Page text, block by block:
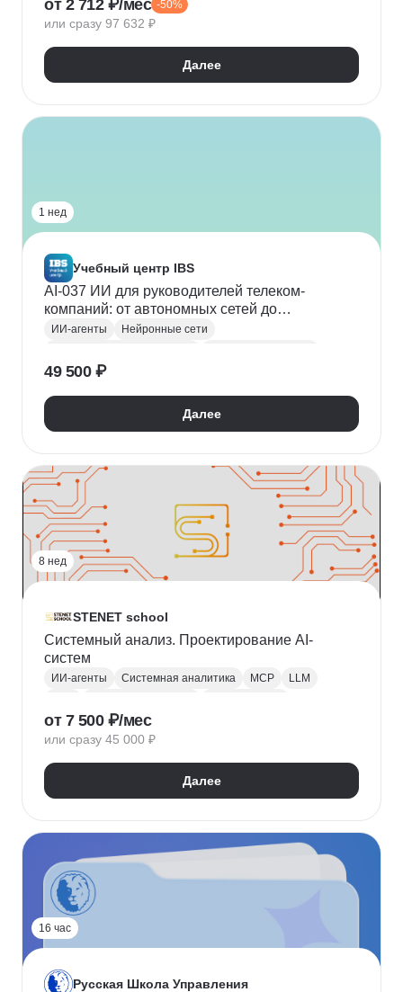
Создание контента
LLM
от 2 712 ₽/мес -50%
или сразу 97 632 ₽
Далее
1 нед
Учебный центр IBS
AI-037 ИИ для руководителей телеком-
компаний: от автономных сетей до
интеллектуальных сервисов
ИИ-агенты
Нейронные сети
Искусственный интеллект
Руководитель
RAG
Цифровая трансформация бизнеса
49 500 ₽
Далее
8 нед
STENET school
Системный анализ. Проектирование AI-
систем
ИИ-агенты Системная аналитика MCP
LLM
ETL
Паттерны проектирования
Искусственный интеллект
от 7 500 ₽/мес
или сразу 45 000 ₽
Далее
16 час
Русская Школа Управления